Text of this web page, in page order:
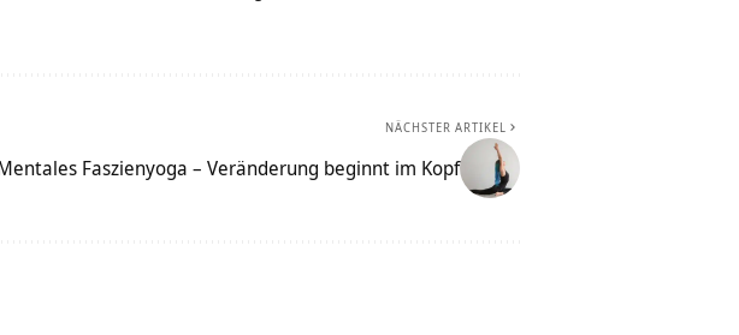
NÄCHSTER ARTIKEL
Faszienyoga – Veränderung beginnt im Kopf